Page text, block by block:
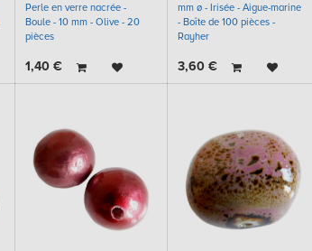
Perle en verre nacrée -
Boule - 10 mm - Olive - 20
pièces
1,40€
mm ø - Irisée - Aigue-marine
- Boîte de 100 pièces -
Rayher
3,60€